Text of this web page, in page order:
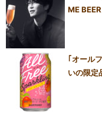
ME
｢オール
いの限定